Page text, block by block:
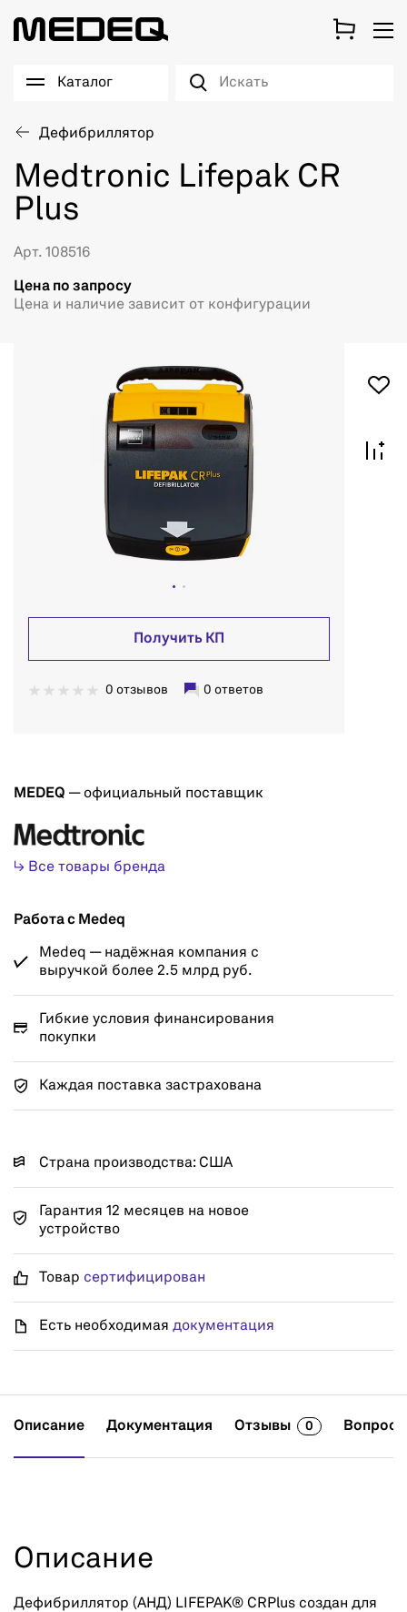
Каталог
Дефибриллятор
Medtronic Lifepak CR
Plus
Арт. 108516
Цена по запросу
Цена и наличие зависит от конфигурации
Получить КП
0 отзывов 0 ответов
MEDEQ — официальный поставщик
↳ Все товары бренда
Работа с Medeq
Medeq — надёжная компания с
выручкой более 2.5 млрд руб.
Гибкие условия финансирования
покупки
Каждая поставка застрахована
Страна производства: США
Гарантия 12 месяцев на новое
устройство
Товар сертифицирован
Есть необходимая документация
Описание Документация Отзывы 0
Описание
Дефибриллятор (АНД) LIFEPAK® CRPlus создан для